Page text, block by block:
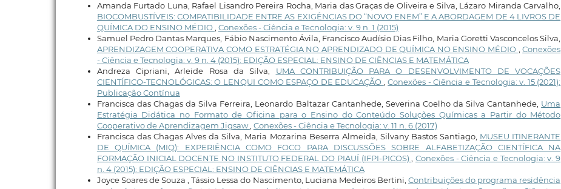
Amanda Furtado Luna, Rafael Lisandro Pereira Rocha, Maria das Graças de Oliveira e Silva, Lázaro Miranda Carvalho,
BIOCOMBUSTÍVEIS: COMPATIBILIDADE ENTRE AS EXIGÊNCIAS DO “NOVO ENEM” E A ABORDAGEM DE 4 LIVROS DE
QUÍMICA DO ENSINO MÉDIO Conexões - Ciência e Tecnologia: v. 9 n. 1 (2015)
Samuel Pedro Dantas Marques, Fábio Nascimento Ávila, Francisco Audísio Dias Filho, Maria Goretti Vasconcelos Silva,
APRENDIZAGEM COOPERATIVA COMO ESTRATÉGIA NO APRENDIZADO DE QUÍMICA NO ENSINO MÉDIO
,Conexões
- Ciência e Tecnologia: v. 9 n. 4 (2015): EDIÇÃO ESPECIAL: ENSINO DE CIÊNCIAS E MATEMÁTICA
Andreza Cipriani, Arleide Rosa da Silva, UMA CONTRIBUIÇÃO PARA O DESENVOLVIMENTO DE VOCAÇÕES
CIENTÍFICO-TECNOLÓGICAS: O LENQUI COMO ESPAÇO DE EDUCAÇÃO
,Conexões - Ciência e Tecnologia: v. 15 (2021):
Publicação Contínua
Francisca das Chagas da Silva Ferreira, Leonardo Baltazar Cantanhede, Severina Coelho da Silva Cantanhede, Uma
Estratégia Didática no Formato de Oficina para o Ensino do Conteúdo Soluções Químicas a Partir do Método
Cooperativo de Aprendizagem Jigsaw Conexões - Ciência e Tecnologia: v. 11 n. 6 (2017)
Francisca das Chagas Alves da Silva, Maria Mozarina Beserra Almeida, Silvany Bastos Santiago, MUSEU ITINERANTE
DE QUÍMICA (MIQ): EXPERIÊNCIA COMO FOCO PARA DISCUSSÕES SOBRE ALFABETIZAÇÃO CIENTÍFICA NA
FORMAÇÃO INICIAL DOCENTE NO INSTITUTO FEDERAL DO PIAUÍ (IFPI-PICOS)
Conexões - Ciência e Tecnologia: v. 9
n. 4 (2015): EDIÇÃO ESPECIAL: ENSINO DE CIÊNCIAS E MATEMÁTICA
Joyce Soares de Souza , Tássio Lessa do Nascimento, Luciana Medeiros Bertini, Contribuições do programa residência